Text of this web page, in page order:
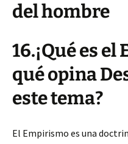
del hombre
16.¡Qué es
qué opina
este tema?
El Empirismo es una